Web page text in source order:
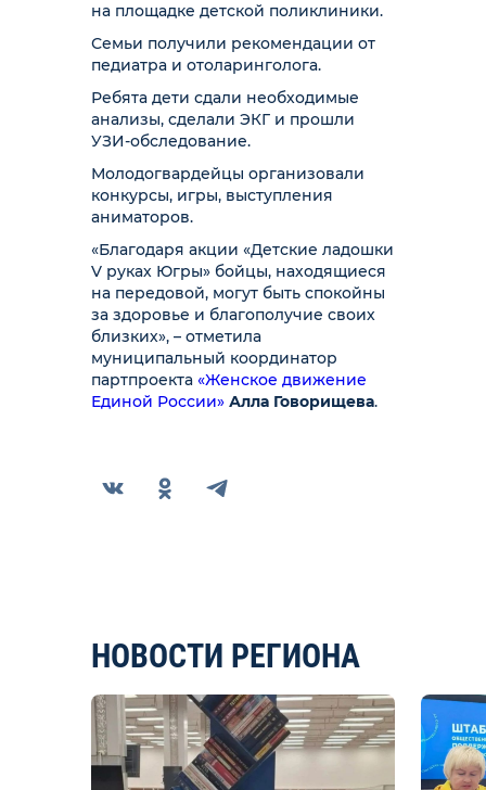
на площадке детской поликлиники.
Семьи получили рекомендации от
педиатра и отоларинголога.
Ребята дети сдали необходимые
анализы, сделали ЭКГ и прошли
УЗИ-обследование.
Молодогвардейцы организовали
конкурсы, игры, выступления
аниматоров.
«Благодаря акции «Детские ладошки
V руках Югры» бойцы, находящиеся
на передовой, могут быть спокойны
за здоровье и благополучие своих
близких», – отметила
муниципальный координатор
партпроекта «Женское движение
Единой России» Алла Говорищева.
НОВОСТИ РЕГИОНА